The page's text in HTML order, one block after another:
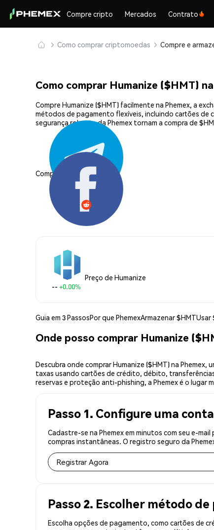
Compre cripto Mercados Contrato
Como comprar criptomoedas
Como comprar Humanize ($HMT)
Compre Humanize ($HMT) facilmente na Phemex, a
métodos de pagamento flexíveis, incluindo cartões de
segurança robusta da Phemex tornam a compra de
Compartilhar:
Preço de Humanize
-- +0.00%
Guia em 3 PassosPor que PhemexArmazenar $HMTUsar
Onde posso comprar Humanize
Descubra onde comprar Humanize ($HMT) na
taxas usando cartões de crédito, débito,
reservas e proteção anti-phishing, a Phemex é o lugar
Passo 1. Configure uma
Cadastre-se na Phemex em minutos com seu e-
compras instantâneas. O registro seguro da
Registrar Agora
Passo 2. Escolher método
Escolha opções de pagamento, como cartões de